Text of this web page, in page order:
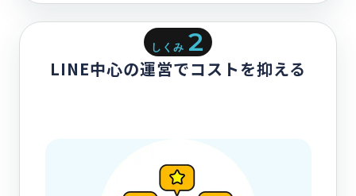
しくみ 2
LINE中心の運営でコストを抑える